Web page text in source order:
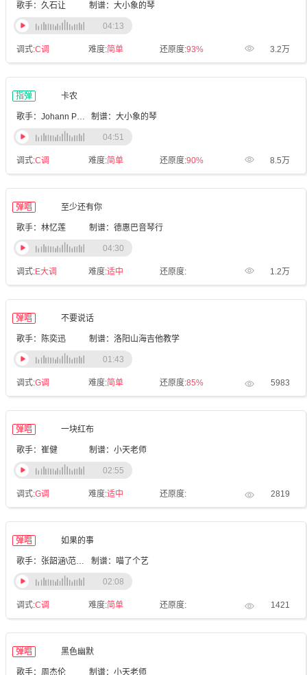
歌手：久石让 制谱：大小象的琴
调式:C调 难度:简单 还原度:93% 3.2万
04:13
指弹 卡农
歌手：Johann Pachelbel 制谱：大小象的琴
调式:C调 难度:简单 还原度:90% 8.5万
04:51
弹唱 至少还有你
歌手：林忆莲 制谱：德惠巴音琴行
调式:E大调 难度:适中 还原度: 1.2万
04:30
弹唱 不要说话
歌手：陈奕迅 制谱：洛阳山海吉他教学
调式:G调 难度:简单 还原度:85% 5983
01:43
弹唱 一块红布
歌手：崔健 制谱：小天老师
调式:G调 难度:适中 还原度: 2819
02:55
弹唱 如果的事
歌手：张韶涵\范玮琪 制谱：喵了个艺
调式:C调 难度:简单 还原度: 1421
02:08
弹唱 黑色幽默
歌手：周杰伦 制谱：小天老师